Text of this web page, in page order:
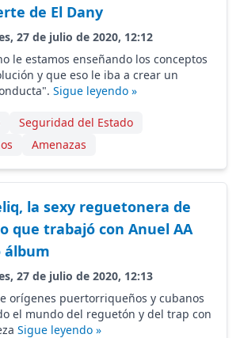
de El Dany
27 de julio de 2020, 12:12
le estamos enseñando los conceptos
y que eso le iba a crear un
Sigue leyendo »
Seguridad del Estado
Amenazas
la sexy reguetonera de
que trabajó con Anuel AA
álbum
27 de julio de 2020, 12:13
orígenes puertorriqueños y cubanos
el mundo del reguetón y del trap con
Sigue leyendo »